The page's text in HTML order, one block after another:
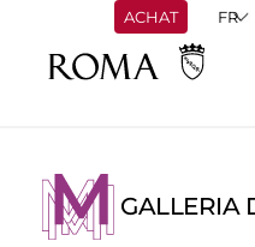
ACHAT
GALLERIA